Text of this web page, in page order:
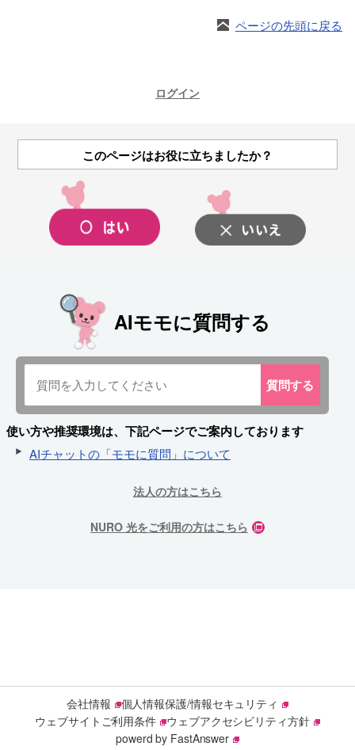
ページの先頭に戻る
ログイン
このページはお役に立ちましたか？
AIモモに質問する
質問する
使い方や推奨環境は、下記ページでご案内しております
AIチャットの「モモに質問」について
法人の方はこちら
NURO 光をご利用の方はこちら
会社情報
個人情報保護/情報セキュリティ
ウェブサイトご利用条件
ウェブアクセシビリティ方針
powerd by FastAnswer